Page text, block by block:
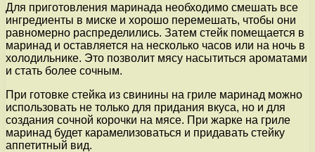
Для приготовления маринада необходимо смешать все
ингредиенты в миске и хорошо перемешать, чтобы они
равномерно распределились. Затем стейк помещается в
маринад и оставляется на несколько часов или на ночь в
холодильнике. Это позволит мясу насытиться ароматами
и стать более сочным.
При готовке стейка из свинины на гриле маринад можно
использовать не только для придания вкуса, но и для
создания сочной корочки на мясе. При жарке на гриле
маринад будет карамелизоваться и придавать стейку
аппетитный вид.